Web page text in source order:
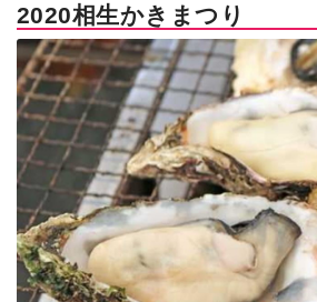
2020相生かきまつり